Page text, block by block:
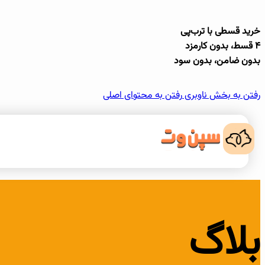
خرید قسطی با ترب‌پی
۴ قسط، بدون کارمزد
بدون ضامن، بدون سود
رفتن به بخش ناوبریرفتن به محتوای اصلی
بلاگ